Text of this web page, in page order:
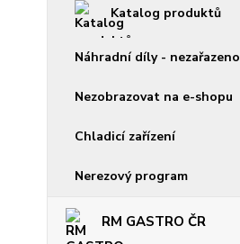
Katalog produktů
Náhradní díly - nezařazeno
Nezobrazovat na e-shopu
Chladicí zařízení
Nerezový program
RM GASTRO ČR